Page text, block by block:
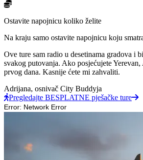
Ostavite napojnicu koliko želite
Na kraju samo ostavite napojnicu koju
Ove ture sam radio u desetinama gradova i
svakog putovanja. Ako posjećujete
prvog dana. Kasnije ćete mi zahvaliti.
Adrijana, osnivač City Buddyja
Pregledajte BESPLATNE pješačke ture